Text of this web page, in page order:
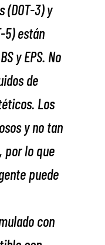
(DOT-3) y
5) están
y EPS. No
de
Los
y no tan
por lo que
puede
con